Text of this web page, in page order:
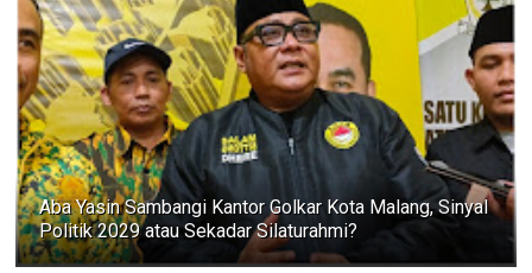
Aba Yasin Sambangi Kantor Golkar Kota Malang, Sinyal
Politik 2029 atau Sekadar Silaturahmi?